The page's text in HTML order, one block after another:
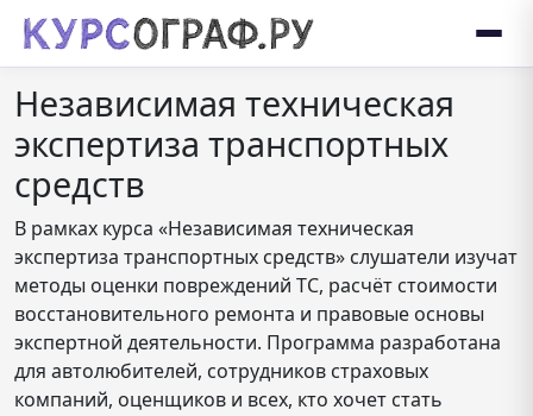
Независимая техническая
экспертиза транспортных
средств
В рамках курса «Независимая техническая
экспертиза транспортных средств» слушатели изучат
методы оценки повреждений ТС, расчёт стоимости
восстановительного ремонта и правовые основы
экспертной деятельности. Программа разработана
для автолюбителей, сотрудников страховых
компаний, оценщиков и всех, кто хочет стать